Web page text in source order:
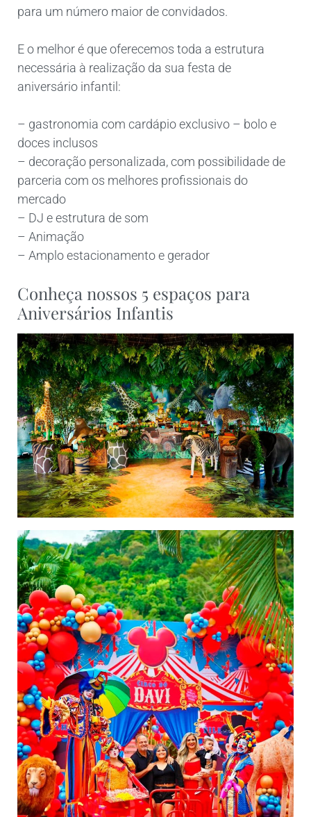
para um número maior de convidados.
E o melhor é que oferecemos toda a estrutura
necessária à realização da sua festa de
aniversário infantil:
– gastronomia com cardápio exclusivo – bolo e
doces inclusos
– decoração personalizada, com possibilidade de
parceria com os melhores profissionais do
mercado
– DJ e estrutura de som
– Animação
– Amplo estacionamento e gerador
Conheça nossos 5 espaços para
Aniversários Infantis